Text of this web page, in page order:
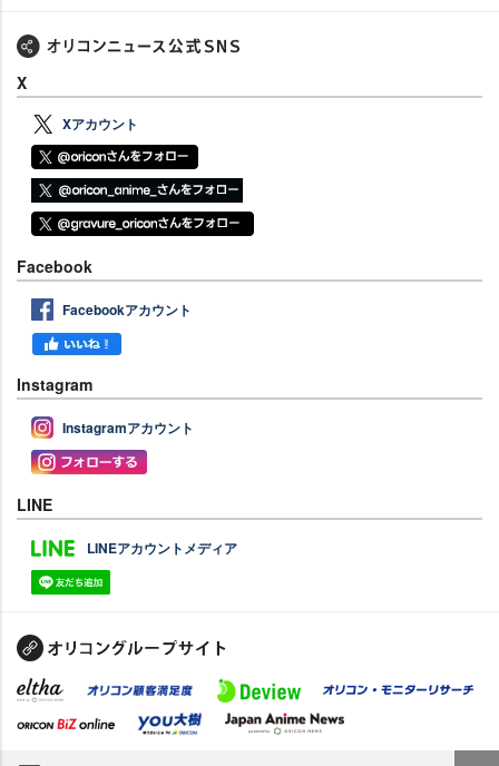
X
Xアカウント
Facebook
Facebookアカウント
Instagram
Instagramアカウント
LINE
LINEアカウントメディア